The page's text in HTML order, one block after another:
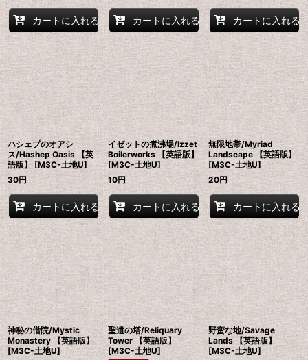
カートに入れる カートに入れる カートに入れる
ハシェプのオアシ
ス/Hashep Oasis 【英
語版】 [M3C-土地U]
30円
カートに入れる
イゼットの煮沸場/Izzet
Boilerworks 【英語版】
[M3C-土地U]
10円
カートに入れる
無限地帯/Myriad
Landscape 【英語版】
[M3C-土地U]
20円
カートに入れる
神秘の僧院/Mystic
Monastery 【英語版】
[M3C-土地U]
聖遺の塔/Reliquary
Tower 【英語版】
[M3C-土地U]
野蛮な地/Savage
Lands 【英語版】
[M3C-土地U]